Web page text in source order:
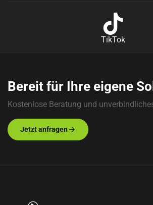
TikTok
Bereit für Ihre eigene
Kostenlose Beratung und
Jetzt anfragen